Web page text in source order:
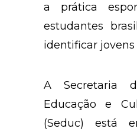
a prática
estudantes
identificar jovens
A Secretaria
Educação e
(Seduc) está